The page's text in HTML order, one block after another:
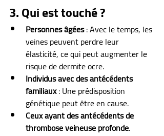
3. Qui est touché ?
Personnes âgées : Avec le temps, les
veines peuvent perdre leur
élasticité, ce qui peut augmenter le
risque de dermite ocre.
Individus avec des antécédents
familiaux : Une prédisposition
génétique peut être en cause.
Ceux ayant des antécédents de
thrombose veineuse profonde.